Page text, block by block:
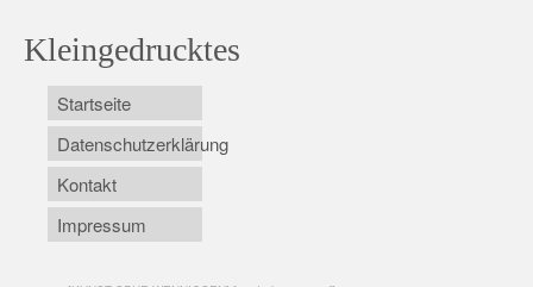
Kleingedrucktes
Startseite
Datenschutzerklärung
Kontakt
Impressum